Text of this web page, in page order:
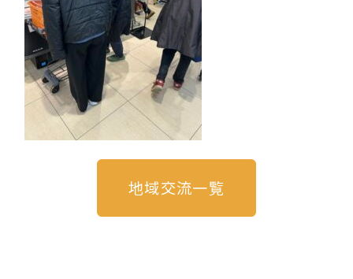
地域交流一覧